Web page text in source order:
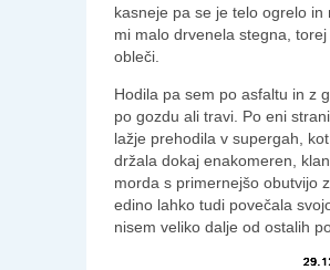
kasneje pa se je telo ogrelo
mi malo drvenela stegna,
obleči.
Hodila pa sem po asfaltu in z
po gozdu ali travi. Po eni
lažje prehodila v supergah,
držala dokaj enakomeren,
morda s primernejšo obutvijo
edino lahko tudi povečala
nisem veliko dalje od ostalih